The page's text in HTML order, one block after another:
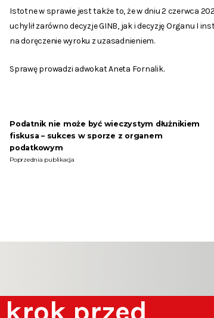
Istotne w sprawie jest także to, że w dniu 2 czerwca
uchylił zarówno decyzje GINB, jak i decyzję Organu I
na doręczenie wyroku z uzasadnieniem.
Sprawę prowadzi adwokat Aneta Fornalik.
Podatnik nie może być wieczystym dłużnikiem
fiskusa – sukces w sporze z organem
podatkowym
Poprzednia publikacja